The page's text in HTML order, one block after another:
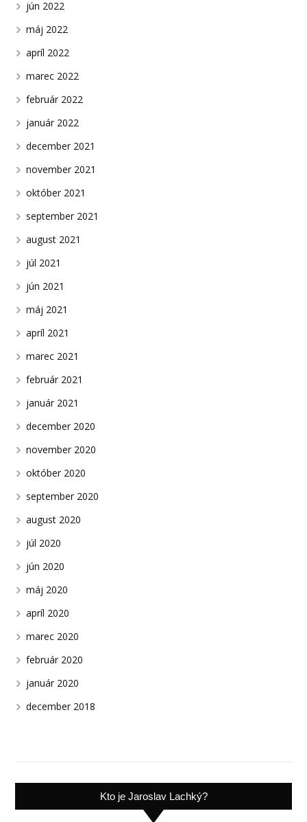
jún 2022
máj 2022
apríl 2022
marec 2022
február 2022
január 2022
december 2021
november 2021
október 2021
september 2021
august 2021
júl 2021
jún 2021
máj 2021
apríl 2021
marec 2021
február 2021
január 2021
december 2020
november 2020
október 2020
september 2020
august 2020
júl 2020
jún 2020
máj 2020
apríl 2020
marec 2020
február 2020
január 2020
december 2018
Kto je Jaroslav Lachký?